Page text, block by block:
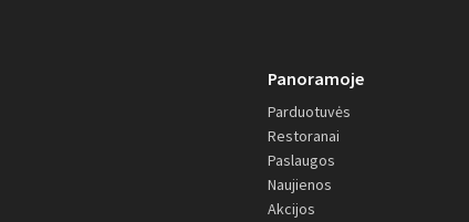
Panoramoje
Parduotuvės
Restoranai
Paslaugos
Naujienos
Akcijos